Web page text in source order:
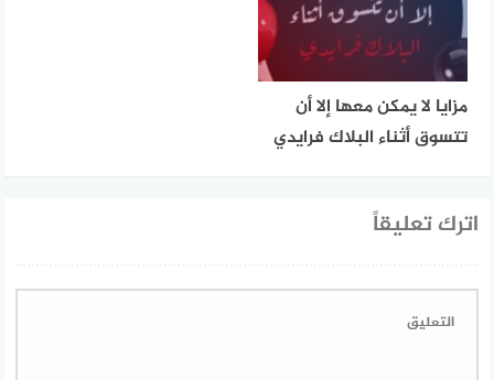
مزايا لا يمكن معها إلا أن
تتسوق أثناء البلاك فرايدي
اترك تعليقاً